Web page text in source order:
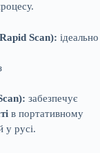
Scan): ідеально
забезпечує
в портативному
у русі.